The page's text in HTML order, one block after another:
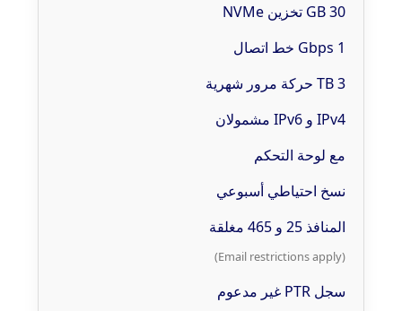
30 GB تخزين NVMe
1 Gbps خط اتصال
3 TB حركة مرور شهرية
IPv4 و IPv6 مشمولان
مع لوحة التحكم
نسخ احتياطي أسبوعي
المنافذ 25 و 465 مغلقة
(Email restrictions apply)
سجل PTR غير مدعوم